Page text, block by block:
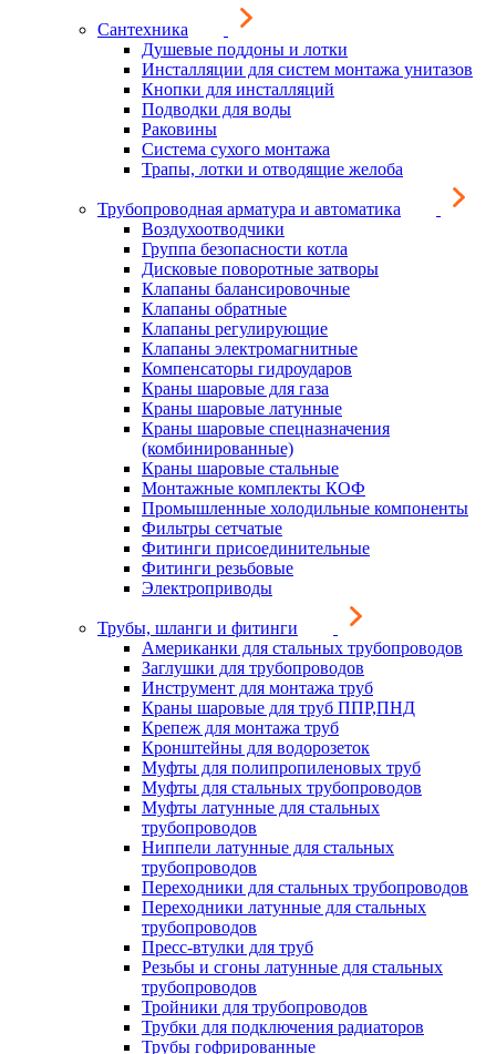
Сантехника
Душевые поддоны и лотки
Инсталляции для систем монтажа унитазов
Кнопки для инсталляций
Подводки для воды
Раковины
Система сухого монтажа
Трапы, лотки и отводящие желоба
Трубопроводная арматура и автоматика
Воздухоотводчики
Группа безопасности котла
Дисковые поворотные затворы
Клапаны балансировочные
Клапаны обратные
Клапаны регулирующие
Клапаны электромагнитные
Компенсаторы гидроударов
Краны шаровые для газа
Краны шаровые латунные
Краны шаровые спецназначения
(комбинированные)
Краны шаровые стальные
Монтажные комплекты КОФ
Промышленные холодильные компоненты
Фильтры сетчатые
Фитинги присоединительные
Фитинги резьбовые
Электроприводы
Трубы, шланги и фитинги
Американки для стальных трубопроводов
Заглушки для трубопроводов
Инструмент для монтажа труб
Краны шаровые для труб ППР,ПНД
Крепеж для монтажа труб
Кронштейны для водорозеток
Муфты для полипропиленовых труб
Муфты для стальных трубопроводов
Муфты латунные для стальных
трубопроводов
Ниппели латунные для стальных
трубопроводов
Переходники для стальных трубопроводов
Переходники латунные для стальных
трубопроводов
Пресс-втулки для труб
Резьбы и сгоны латунные для стальных
трубопроводов
Тройники для трубопроводов
Трубки для подключения радиаторов
Трубы гофрированные